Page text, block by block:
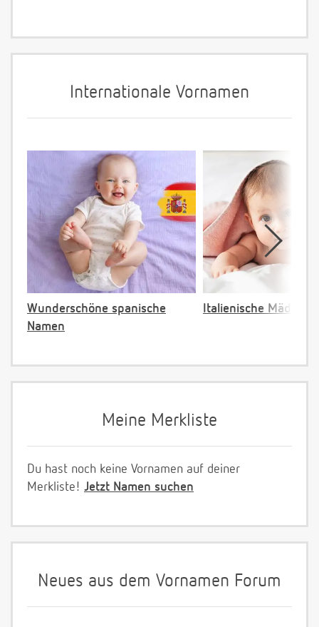
Internationale Vornamen
Wunderschöne spanische
Namen
Italienische
Meine Merkliste
Du hast noch keine Vornamen auf deiner
Merkliste! Jetzt Namen suchen
Neues aus dem Vornamen Forum